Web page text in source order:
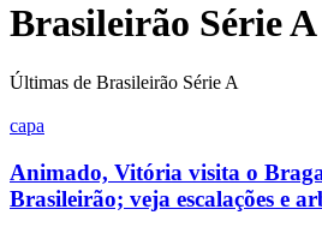
Brasileirão
Esportes
Podcast
Brasileirão Série A
Últimas de Brasileirão Série A
capa
Animado, Vitória visita o
Brasileirão; veja escalações e